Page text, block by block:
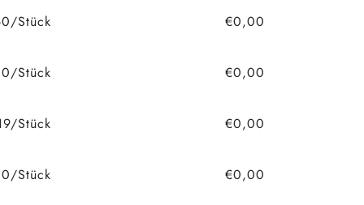
Stück €0,00
Stück €0,00
Stück €0,00
Stück €0,00